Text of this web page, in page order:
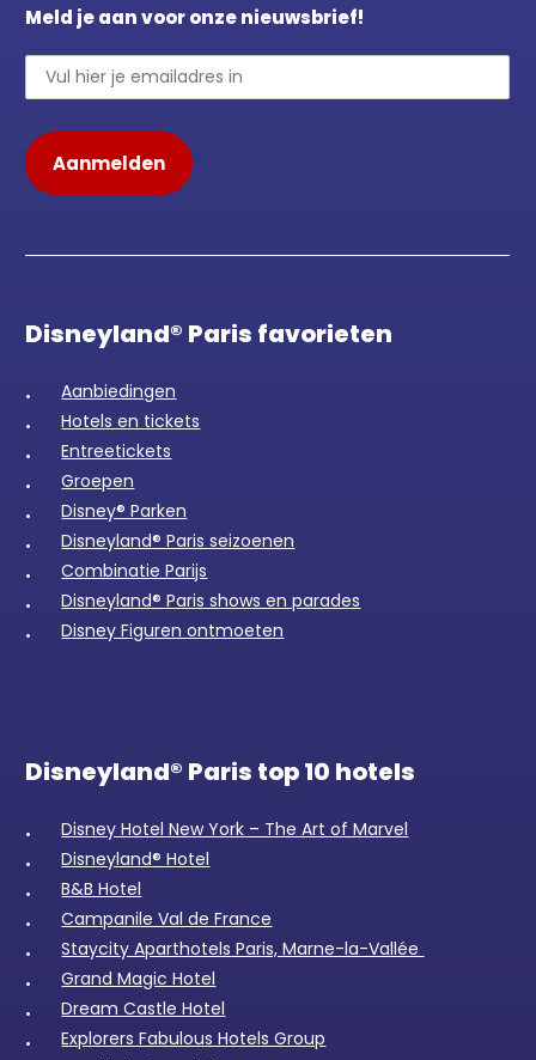
Meld je aan voor onze nieuwsbrief!
Disneyland® Paris favorieten
Aanbiedingen
Hotels en tickets
Entreetickets
Groepen
Disney® Parken
Disneyland® Paris seizoenen
Combinatie Parijs
Disneyland® Paris shows en parades
Disney Figuren ontmoeten
Disneyland® Paris top 10 hotels
Disney Hotel New York – The Art of Marvel
Disneyland® Hotel
B&B Hotel
Campanile Val de France
Staycity Aparthotels Paris, Marne-la-Vallée
Grand Magic Hotel
Dream Castle Hotel
Explorers Fabulous Hotels Group